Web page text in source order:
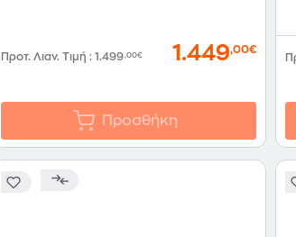
Προτ. Λιαν. Τιμή : 1.499,00€ 1.449,00€
Προσθήκη